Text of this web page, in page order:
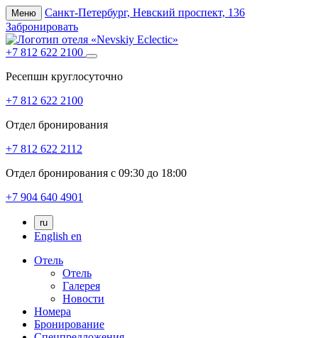
Меню Санкт-Петербург, Невский проспект, 136
Забронировать
+7 812 622 2100
Ресепшн круглосуточно
+7 812 622 2100
Отдел бронирования
+7 812 622 2112
Отдел бронирования с 09:30 до 18:00
+7 904 640 4901
ru
English en
Отель
Отель
Галерея
Новости
Номера
Бронирование